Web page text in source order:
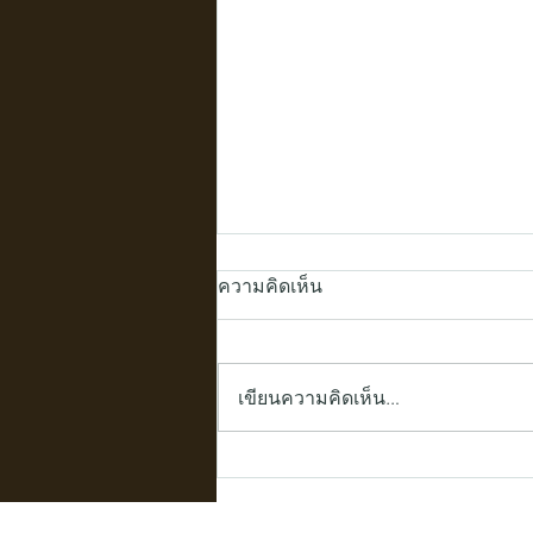
เหตุผลที่ร้านรองเท้าควรเปลี่ยน
ความคิดเห็น
เขียนความคิดเห็น…